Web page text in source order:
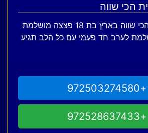
הכי שווה
אפרת סטודנטית הכי שווה בארץ בת 18 פצצה מושלמת
לערב חד פעמי עם כל הלב תגיע
+972503274580
+972528637433